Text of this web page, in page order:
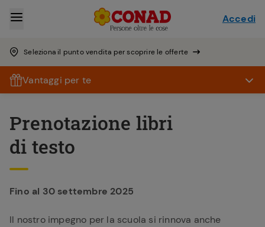
Seleziona il punto vendita per scoprire le offerte
Accedi
Vantaggi per te
Prenotazione libri
di testo ​
Fino al 30 settembre 2025​​
Il nostro impegno per la scuola si rinnova anche